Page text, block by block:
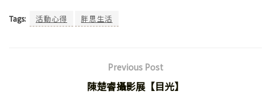
Tags: 活動心得 胖思生活
Previous Post
陳楚睿攝影展【目光】